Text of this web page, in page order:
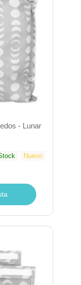
- Lunar
Nuevo